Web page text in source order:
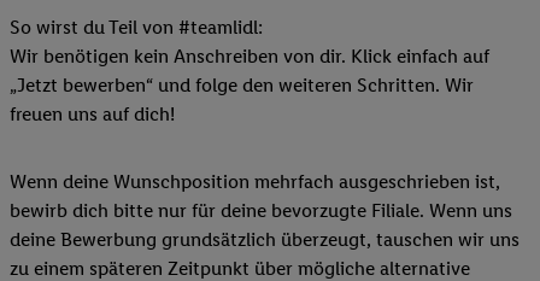
So wirst du Teil von #teamlidl:
Wir benötigen kein Anschreiben von dir. Klick einfach auf
„Jetzt bewerben“ und folge den weiteren Schritten. Wir
freuen uns auf dich!
Wenn deine Wunschposition mehrfach ausgeschrieben ist,
bewirb dich bitte nur für deine bevorzugte Filiale. Wenn uns
deine Bewerbung grundsätzlich überzeugt, tauschen wir uns
zu einem späteren Zeitpunkt über mögliche alternative